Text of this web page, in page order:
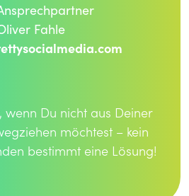
Fahle
wenn Du nicht aus Deiner
möchtest – kein
bestimmt eine Lösung!